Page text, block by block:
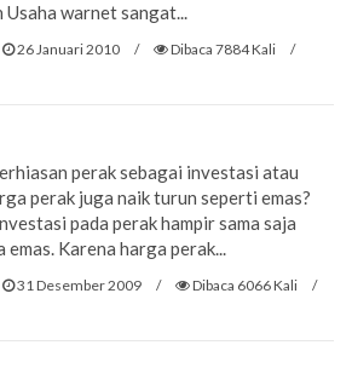
warnet sangat...
26 Januari 2010 / Dibaca 7884 Kali
/
perak sebagai investasi atau
perak juga naik turun seperti emas?
pada perak hampir sama saja
Karena harga perak...
31 Desember 2009 / Dibaca 6066 Kali
/